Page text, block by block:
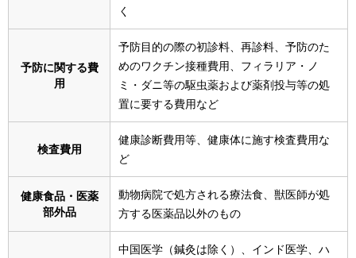
く
予防に関する費
用
予防目的の際の初診料、再診料、予防のた
めのワクチン接種費用、フィラリア・ノ
ミ・ダニ等の駆虫薬および薬剤投与等の処
置に要する費用など
検査費用
健康診断費用等、健康体に施す検査費用な
ど
健康食品・医薬
部外品
動物病院で処方される療法食、獣医師が処
方する医薬品以外のもの
中国医学（鍼灸は除く）、インド医学、ハ